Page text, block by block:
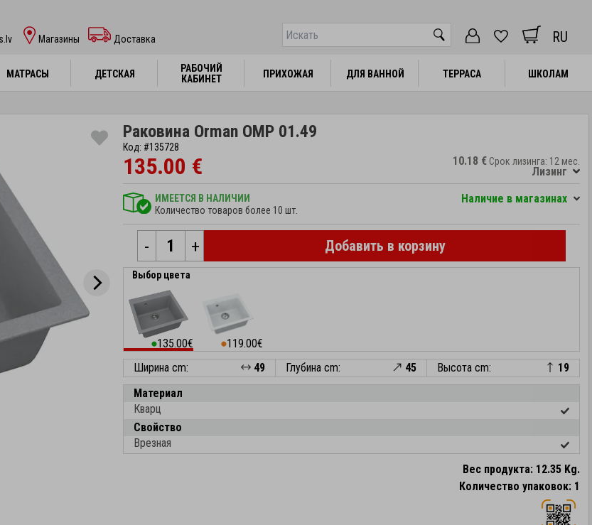
Mагазины Доставка RU
МАТРАСЫ ДЕТСКАЯ
РАБОЧИЙ
КАБИНЕТ
ПРИХОЖАЯ ДЛЯ ВАННОЙ ТЕРРАСА ШКОЛАМ
МАТРАСЫ ДЕТСКАЯ
РАБОЧИЙ
КАБИНЕТ
ПРИХОЖАЯ ДЛЯ ВАННОЙ ТЕРРАСА ШКОЛАМ
Раковина Orman OMP 01.49
Код: #135728
135.00 € 10.18 € Срок лизинга: 12 мес.
Лизинг
ИМЕЕТСЯ В НАЛИЧИИ
Количество товаров более 10 шт.
Hаличие в магазинах
- + Добавить в корзину
Выбор цвета
⬤135.00€ ⬤119.00€
Ширина cm:
49 Глубина cm: 45 Высота cm:
19
Материал
Кварц
Свойство
Врезная
Вес продукта: 12.35 Kg.
Количество упаковок: 1